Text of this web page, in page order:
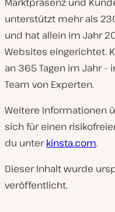
unterstützt mehr als
und hat allein im Jahr
Websites eingerichtet.
an 365 Tagen im Jahr
Team von Experten.
Weitere Informationen
sich für einen
du unterkinsta.com.
Dieser Inhalt wurde
veröffentlicht.